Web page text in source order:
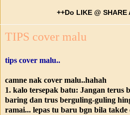
++Do LIKE @ SHARE
TIPS cover malu
tips cover malu..
camne nak cover malu..hahah
1. kalo tersepak batu: Jangan terus
baring dan trus berguling-guling
ramai... lepas tu baru bgn bila